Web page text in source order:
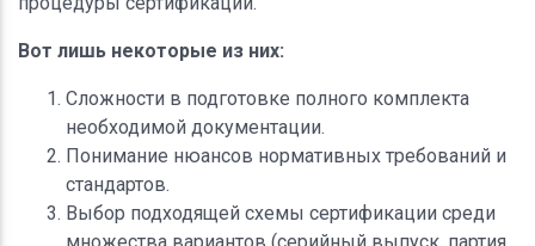
Вот лишь некоторые из них:
Сложности в подготовке полного комплекта
необходимой документации.
Понимание нюансов нормативных требований и
стандартов.
Выбор подходящей схемы сертификации среди
множества вариантов (серийный выпуск, партия